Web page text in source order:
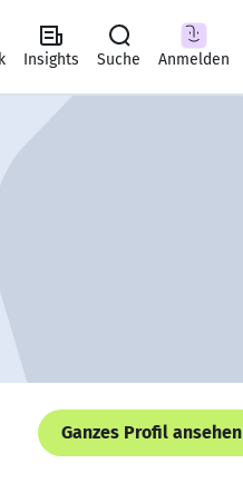
Insights Suche Anmelden
Ganzes Profil ansehen